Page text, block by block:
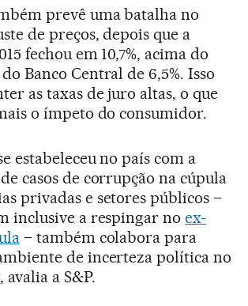
prevê uma batalha no
de preços, depois que a
fechou em 10,7%, acima do
Banco Central de 6,5%. Isso
as taxas de juro altas, o que
o ímpeto do consumidor.
estabeleceu no país com a
casos de corrupção na cúpula
privadas e setores públicos –
inclusive a respingar noex-
– também colabora para
de incerteza política no
a S&P.